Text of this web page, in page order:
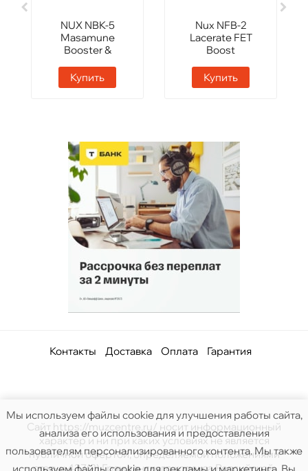
NUX NBK-5
Masamune
Booster &
Купить
Nux NFB-2
Lacerate FET
Boost
Купить
Контакты Доставка Оплата Гарантия
Сайт https://muzcentre.ru/ носит информационный
характер и ни при каких условиях не является
публичной офертой, определяемой положениями
статьи 437(2) Гражданского кодекса Российской.
Мы используем файлы cookie для улучшения работы сайта,
анализа его использования и предоставления
пользователям персонализированного контента. Мы также